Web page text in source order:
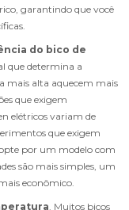
garantindo que você
do bico de
que determina a
mais alta aquecem mais
que exigem
elétricos variam de
que exigem
por um modelo com
são mais simples, um
econômico.
. Muitos bicos